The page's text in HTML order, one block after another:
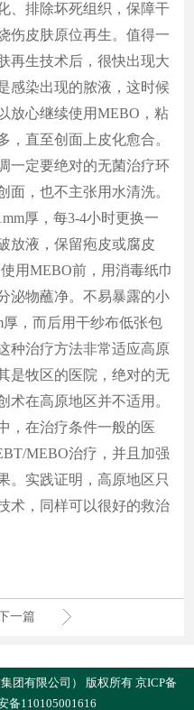
、排除坏死组织，保障干
伤皮肤原位再生。值得一
再生技术后，很快出现大
感染出现的脓液，这时候
放心继续使用MEBO，粘
，直至创面上皮化愈合。
一定要绝对的无菌治疗环
面，也不主张用水清洗。
厚，每3-4小时更换一
放液，保留疱皮或腐皮
用MEBO前，用消毒纸巾
泌物蘸净。不易暴露的小
厚，而后用干纱布低张包
种治疗方法非常适应高原
是牧区的医院，绝对的无
术在高原地区并不适用。
，在治疗条件一般的医
MEBO治疗，并且加强
。实践证明，高原地区只
术，同样可以很好的救治
一篇
团有限公司） 版权所有 京ICP备
备110105001616